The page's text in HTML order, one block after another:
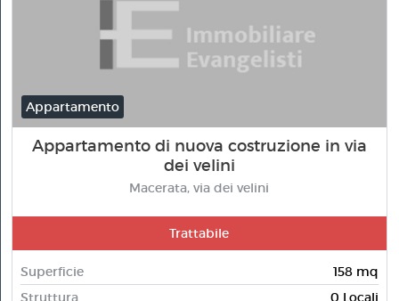
Appartamento
Appartamento di nuova costruzione in via
dei velini
Macerata, via dei velini
Trattabile
Superficie
158 mq
Struttura
0 Locali